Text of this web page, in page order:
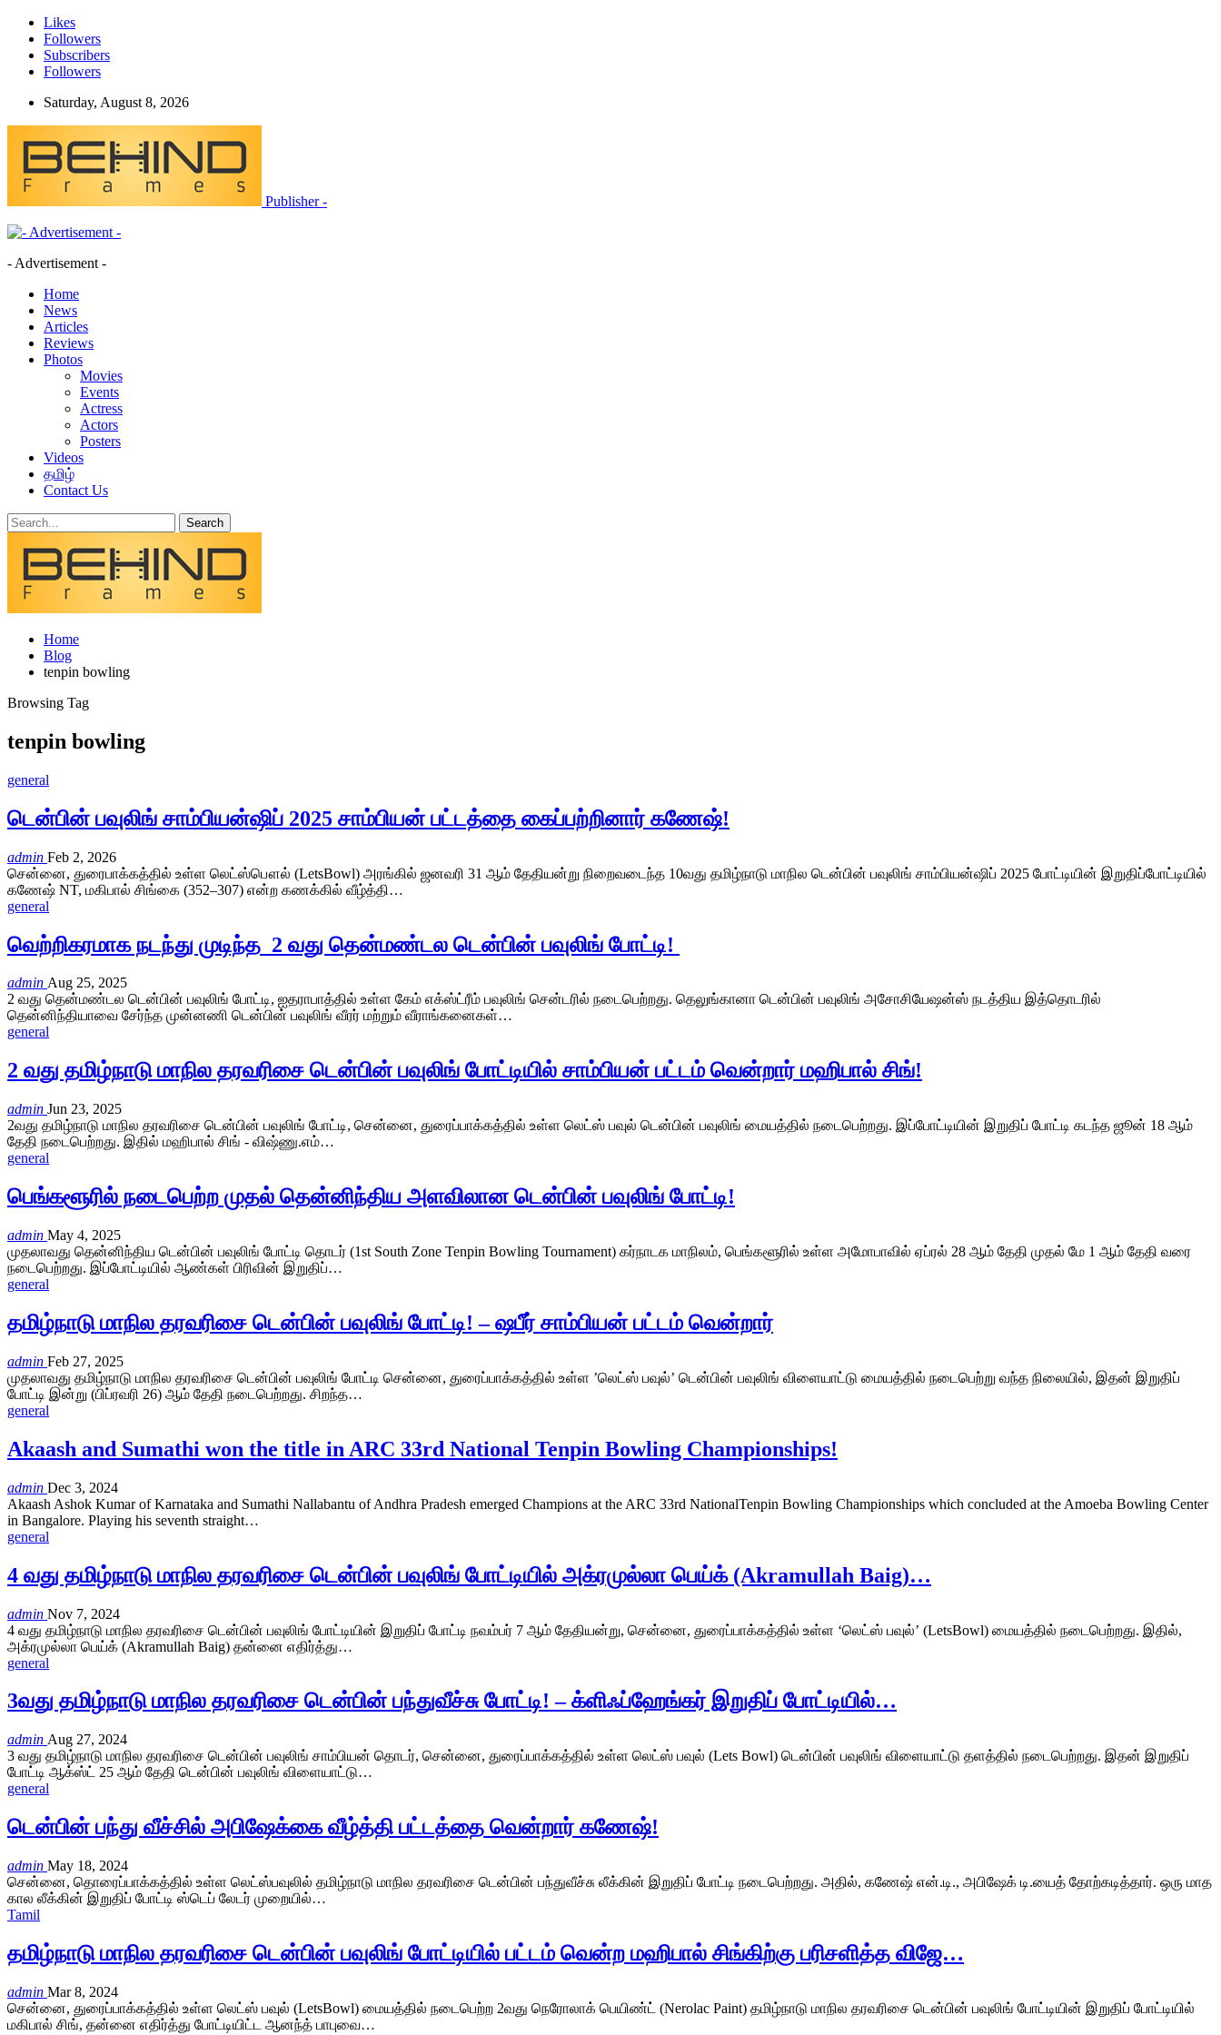
Likes
Followers
Subscribers
Followers
Saturday, August 8, 2026
Publisher -
- Advertisement -
Home
News
Articles
Reviews
Photos
Movies
Events
Actress
Actors
Posters
Videos
தமிழ்
Contact Us
Home
Blog
tenpin bowling
Browsing Tag
tenpin bowling
general
டென்பின் பவுலிங் சாம்பியன்ஷிப் 2025 சாம்பியன் பட்டத்தை கைப்பற்றினார் கணேஷ்!
admin Feb 2, 2026
சென்னை, துரைபாக்கத்தில் உள்ள லெட்ஸ்பௌல் (LetsBowl) அரங்கில் ஜனவரி 31 ஆம் தேதியன்று நிறைவடைந்த 10வது தமிழ்நாடு மாநில டென்பின் பவுலிங் சாம்பியன்ஷிப் 2025 போட்டியின் இறுதிப்போட்டியில்
கணேஷ் NT, மகிபால் சிங்கை (352–307) என்ற கணக்கில் வீழ்த்தி…
general
வெற்றிகரமாக நடந்து முடிந்த 2 வது தென்மண்டல டென்பின் பவுலிங் போட்டி!
admin Aug 25, 2025
2 வது தென்மண்டல டென்பின் பவுலிங் போட்டி, ஐதராபாத்தில் உள்ள கேம் எக்ஸ்ட்ரீம் பவுலிங் சென்டரில் நடைபெற்றது. தெலுங்கானா டென்பின் பவுலிங் அசோசியேஷன்ஸ் நடத்திய இத்தொடரில்
தென்னிந்தியாவை சேர்ந்த முன்னணி டென்பின் பவுலிங் வீரர் மற்றும் வீராங்கனைகள்…
general
2 வது தமிழ்நாடு மாநில தரவரிசை டென்பின் பவுலிங் போட்டியில் சாம்பியன் பட்டம் வென்றார் மஹிபால் சிங்!
admin Jun 23, 2025
2வது தமிழ்நாடு மாநில தரவரிசை டென்பின் பவுலிங் போட்டி, சென்னை, துரைப்பாக்கத்தில் உள்ள லெட்ஸ் பவுல் டென்பின் பவுலிங் மையத்தில் நடைபெற்றது. இப்போட்டியின் இறுதிப் போட்டி கடந்த ஜூன் 18 ஆம்
தேதி நடைபெற்றது. இதில் மஹிபால் சிங் - விஷ்ணு.எம்…
general
பெங்களூரில் நடைபெற்ற முதல் தென்னிந்திய அளவிலான டென்பின் பவுலிங் போட்டி!
admin May 4, 2025
முதலாவது தென்னிந்திய டென்பின் பவுலிங் போட்டி தொடர் (1st South Zone Tenpin Bowling Tournament) கர்நாடக மாநிலம், பெங்களூரில் உள்ள அமோபாவில் ஏப்ரல் 28 ஆம் தேதி முதல் மே 1 ஆம் தேதி வரை
நடைபெற்றது. இப்போட்டியில் ஆண்கள் பிரிவின் இறுதிப்…
general
தமிழ்நாடு மாநில தரவரிசை டென்பின் பவுலிங் போட்டி! – ஷபீர் சாம்பியன் பட்டம் வென்றார்
admin Feb 27, 2025
முதலாவது தமிழ்நாடு மாநில தரவரிசை டென்பின் பவுலிங் போட்டி சென்னை, துரைப்பாக்கத்தில் உள்ள ’லெட்ஸ் பவுல்’ டென்பின் பவுலிங் விளையாட்டு மையத்தில் நடைபெற்று வந்த நிலையில், இதன் இறுதிப்
போட்டி இன்று (பிப்ரவரி 26) ஆம் தேதி நடைபெற்றது. சிறந்த…
general
Akaash and Sumathi won the title in ARC 33rd National Tenpin Bowling Championships!
admin Dec 3, 2024
Akaash Ashok Kumar of Karnataka and Sumathi Nallabantu of Andhra Pradesh emerged Champions at the ARC 33rd NationalTenpin Bowling Championships which concluded at the Amoeba Bowling Center
in Bangalore. Playing his seventh straight…
general
4 வது தமிழ்நாடு மாநில தரவரிசை டென்பின் பவுலிங் போட்டியில் அக்ரமுல்லா பெய்க் (Akramullah Baig)…
admin Nov 7, 2024
4 வது தமிழ்நாடு மாநில தரவரிசை டென்பின் பவுலிங் போட்டியின் இறுதிப் போட்டி நவம்பர் 7 ஆம் தேதியன்று, சென்னை, துரைப்பாக்கத்தில் உள்ள ‘லெட்ஸ் பவுல்’ (LetsBowl) மையத்தில் நடைபெற்றது. இதில்,
அக்ரமுல்லா பெய்க் (Akramullah Baig) தன்னை எதிர்த்து…
general
3வது தமிழ்நாடு மாநில தரவரிசை டென்பின் பந்துவீச்சு போட்டி! – க்ளிஃப்ஹேங்கர் இறுதிப் போட்டியில்…
admin Aug 27, 2024
3 வது தமிழ்நாடு மாநில தரவரிசை டென்பின் பவுலிங் சாம்பியன் தொடர், சென்னை, துரைப்பாக்கத்தில் உள்ள லெட்ஸ் பவுல் (Lets Bowl) டென்பின் பவுலிங் விளையாட்டு தளத்தில் நடைபெற்றது. இதன் இறுதிப்
போட்டி ஆக்ஸ்ட் 25 ஆம் தேதி டென்பின் பவுலிங் விளையாட்டு…
general
டென்பின் பந்து வீச்சில் அபிஷேக்கை வீழ்த்தி பட்டத்தை வென்றார் கணேஷ்!
admin May 18, 2024
சென்னை, தொரைப்பாக்கத்தில் உள்ள லெட்ஸ்பவுலில் தமிழ்நாடு மாநில தரவரிசை டென்பின் பந்துவீச்சு லீக்கின் இறுதிப் போட்டி நடைபெற்றது. அதில், கணேஷ் என்.டி., அபிஷேக் டி.யைத் தோற்கடித்தார். ஒரு மாத
கால லீக்கின் இறுதிப் போட்டி ஸ்டெப் லேடர் முறையில்…
Tamil
தமிழ்நாடு மாநில தரவரிசை டென்பின் பவுலிங் போட்டியில் பட்டம் வென்ற மஹிபால் சிங்கிற்கு பரிசளித்த விஜே…
admin Mar 8, 2024
சென்னை, துரைப்பாக்கத்தில் உள்ள லெட்ஸ் பவுல் (LetsBowl) மையத்தில் நடைபெற்ற 2வது நெரோலாக் பெயிண்ட் (Nerolac Paint) தமிழ்நாடு மாநில தரவரிசை டென்பின் பவுலிங் போட்டியின் இறுதிப் போட்டியில்
மகிபால் சிங், தன்னை எதிர்த்து போட்டியிட்ட ஆனந்த் பாபுவை…